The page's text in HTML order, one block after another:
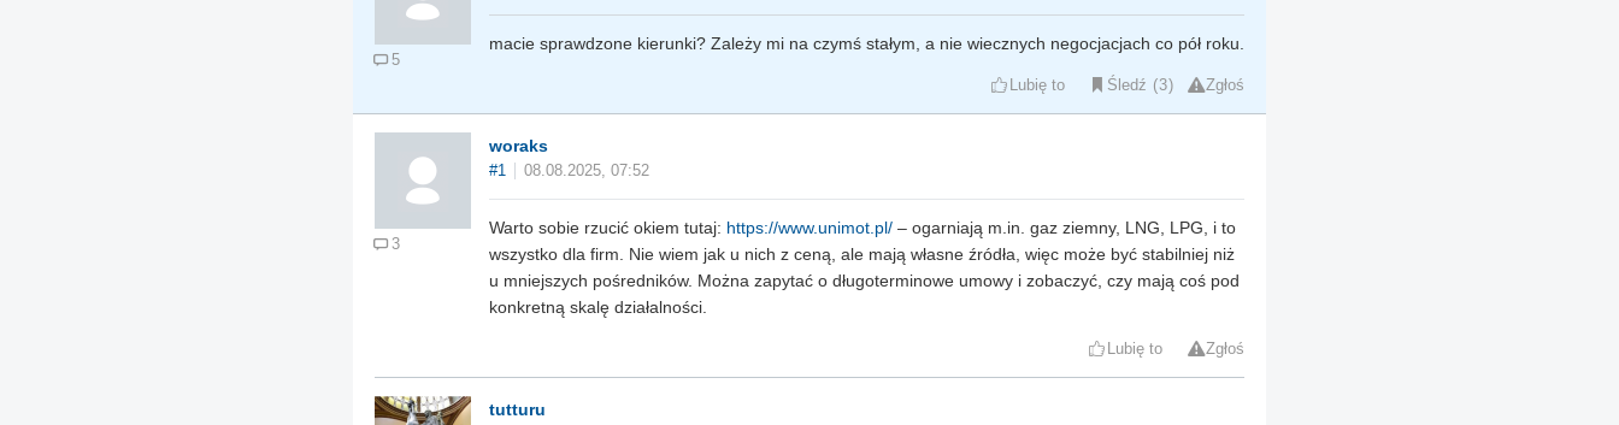
5
macie sprawdzone kierunki? Zależy mi na czymś stałym, a nie wiecznych negocjacjach co pół roku.
Lubię to Śledź 3 Zgłoś
3
woraks
#1 08.08.2025, 07:52
Warto sobie rzucić okiem tutaj: https://www.unimot.pl/ – ogarniają m.in. gaz ziemny, LNG, LPG, i to
wszystko dla firm. Nie wiem jak u nich z ceną, ale mają własne źródła, więc może być stabilniej niż
u mniejszych pośredników. Można zapytać o długoterminowe umowy i zobaczyć, czy mają coś pod
konkretną skalę działalności.
Lubię to Zgłoś
tutturu